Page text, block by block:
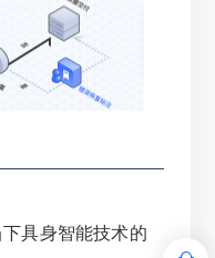
具身智能技术的